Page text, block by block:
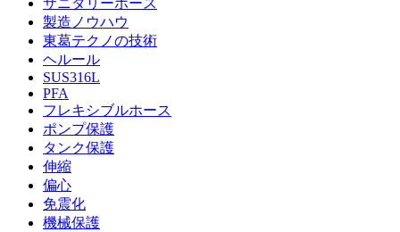
製造ノウハウ
東葛テクノの技術
ヘルール
SUS316L
PFA
フレキシブルホース
ポンプ保護
タンク保護
伸縮
偏心
免震化
機械保護